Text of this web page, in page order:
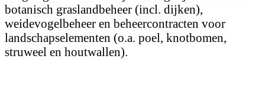
botanisch graslandbeheer (incl. dijken),
weidevogelbeheer en beheercontracten voor
landschapselementen (o.a. poel, knotbomen,
struweel en houtwallen).